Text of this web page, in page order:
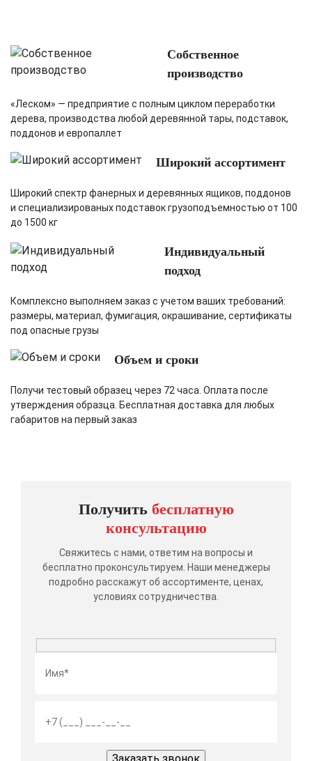
Собственное
производство
«Леском» — предприятие с полным циклом переработки
дерева, производства любой деревянной тары, подставок,
поддонов и европаллет
Широкий ассортимент
Широкий спектр фанерных и деревянных ящиков, поддонов
и специализированых подставок грузоподъемностью от 100
до 1500 кг
Индивидуальный
подход
Комплексно выполняем заказ с учетом ваших требований:
размеры, материал, фумигация, окрашивание, сертификаты
под опасные грузы
Объем и сроки
Получи тестовый образец через 72 часа. Оплата после
утверждения образца. Бесплатная доставка для любых
габаритов на первый заказ
Получить бесплатную
консультацию
Свяжитесь с нами, ответим на вопросы и
бесплатно проконсультируем. Наши менеджеры
подробно расскажут об ассортименте, ценах,
условиях сотрудничества.